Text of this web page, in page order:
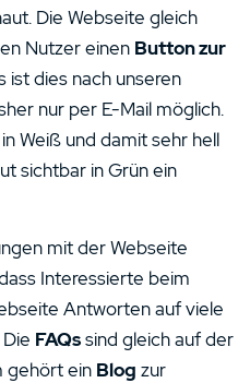
hoch
hoch
hoch
entries
Die Webseite gleich
Nutzer einen Button zur
ist dies nach unseren
nur per E-Mail möglich.
Weiß und damit sehr hell
sichtbar in Grün ein
mit der Webseite
Interessierte beim
Antworten auf viele
FAQssind gleich auf der
gehört ein Blog zur